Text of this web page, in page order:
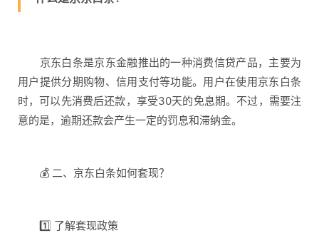
京东白条是京东金融推出的一种消费信贷产品，主要为
用户提供分期购物、信用支付等功能。用户在使用京东白条
时，可以先消费后还款，享受30天的免息期。不过，需要注
意的是，逾期还款会产生一定的罚息和滞纳金。
💰 二、京东白条如何套现？
1️⃣ 了解套现政策